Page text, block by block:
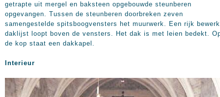
getrapte uit mergel en baksteen opgebouwde steunberen
opgevangen. Tussen de steunberen doorbreken zeven
samengestelde spitsboogvensters het muurwerk. Een rijk
daklijst loopt boven de vensters. Het dak is met leien bedekt.
de kop staat een dakkapel.
Interieur